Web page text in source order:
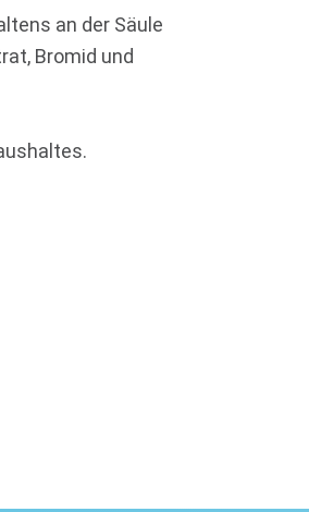
an der Säule
Bromid und